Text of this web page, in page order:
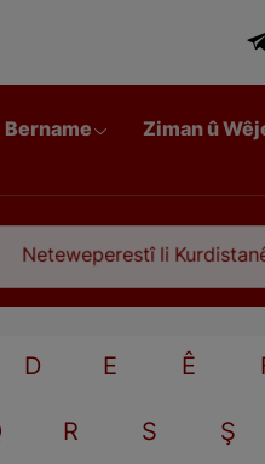
Bername Ziman û
Neteweperestî li Kurdistanê:
D E Ê
R S Ş